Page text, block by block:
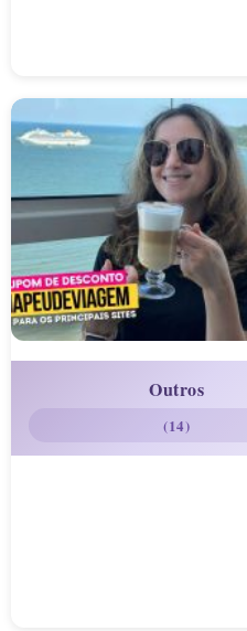
Outros
(14)